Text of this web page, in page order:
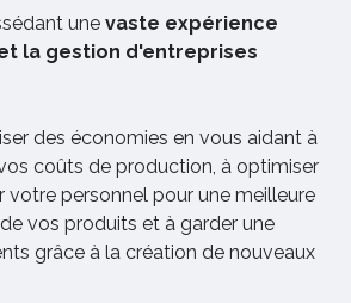
une vaste expérience
la gestion d'entreprises
des économies en vous aidant à
coûts de production, à optimiser
personnel pour une meilleure
vos produits et à garder une
grâce à la création de nouveaux